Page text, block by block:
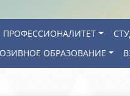
ПРОФЕССИОНАЛИТЕТ
ОБРАЗОВАНИЕ